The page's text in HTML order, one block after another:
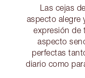
Las cejas
aspecto alegre
expresión de
aspecto
perfectas
diario como